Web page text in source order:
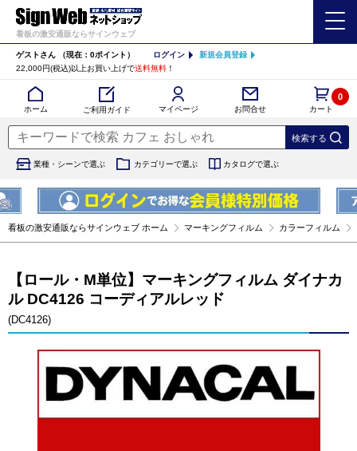
看板の激安通販ならサインウェブ
ゲストさん （現在：0ポイント） ログイン
新規会員登録
22,000円(税込)以上お買い上げで送料無料 ！
ホーム ご利用ガイド マイページ お問合せ カート
0
業種・シーンで選ぶ カテゴリーで選ぶ カタログで選ぶ
看板の激安通販ならサインウェブ ホーム マーキングフィルム カラーフィルム
【ロール・M単位】マーキングフィルム ダイナカ
ル DC4126 コーディアルレッド
(DC4126)